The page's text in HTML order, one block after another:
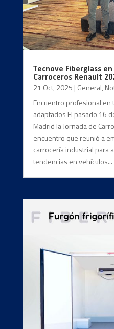
Tecnove Fiberglass
Carroceros Renault
21 Oct, 2025 | General,
Encuentro profesional en
adaptados El pasado 16
Madrid la Jornada de
encuentro que reunió a
carrocería industrial para
tendencias en vehículos...